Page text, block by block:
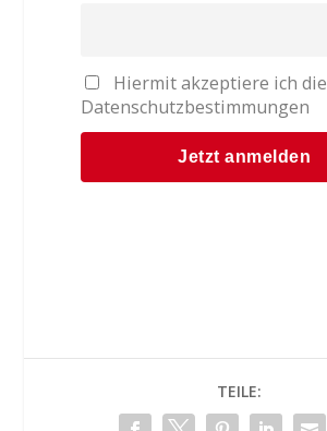
Hiermit akzeptiere ich die
Datenschutzbestimmungen
TEILE: